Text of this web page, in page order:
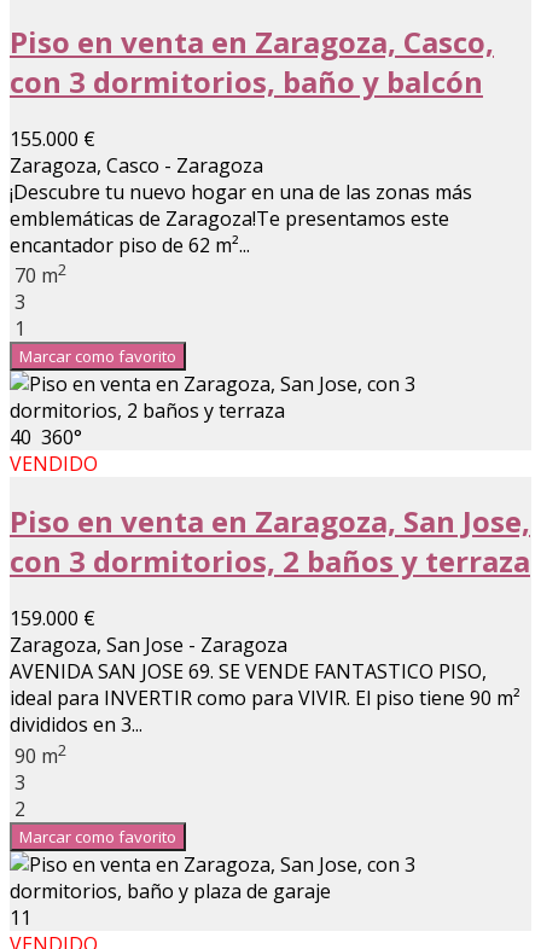
Piso en venta en Zaragoza, Casco,
con 3 dormitorios, baño y balcón
155.000 €
Zaragoza, Casco - Zaragoza
¡Descubre tu nuevo hogar en una de las zonas más
emblemáticas de Zaragoza!Te presentamos este
encantador piso de 62 m²...
70 m2
3
1
Marcar como favorito
40 360°
VENDIDO
Piso en venta en Zaragoza, San Jose,
con 3 dormitorios, 2 baños y terraza
159.000 €
Zaragoza, San Jose - Zaragoza
AVENIDA SAN JOSE 69. SE VENDE FANTASTICO PISO,
ideal para INVERTIR como para VIVIR. El piso tiene 90 m²
divididos en 3...
90 m2
3
2
Marcar como favorito
11
VENDIDO